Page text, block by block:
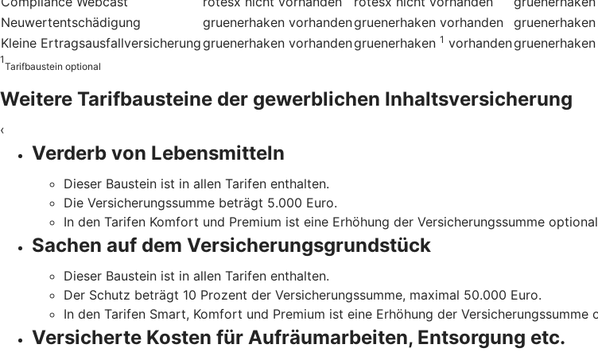
Neuwertentschädigung
gruenerhaken vorhandengruenerhaken vorhanden gruenerhaken
Kleine Ertragsausfallversicherunggruenerhaken vorhandengruenerhaken 1 vorhandengruenerhaken
1
Tarifbaustein optional
Weitere Tarifbausteine der gewerblichen Inhalts­versicherung
‹
Verderb von Lebensmitteln
Dieser Baustein ist in allen Tarifen enthalten.
Die Versicherungssumme beträgt 5.000 Euro.
In den Tarifen Komfort und Premium ist eine Erhöhung der Versicherungssumme
Sachen auf dem Versicherungs­grundstück
Dieser Baustein ist in allen Tarifen enthalten.
Der Schutz beträgt 10 Prozent der Versicherungssumme, maximal 50.000 Euro.
In den Tarifen Smart, Komfort und Premium ist eine Erhöhung der Versicherungssumme
Versicherte Kosten für Aufräumarbeiten, Entsorgung etc.